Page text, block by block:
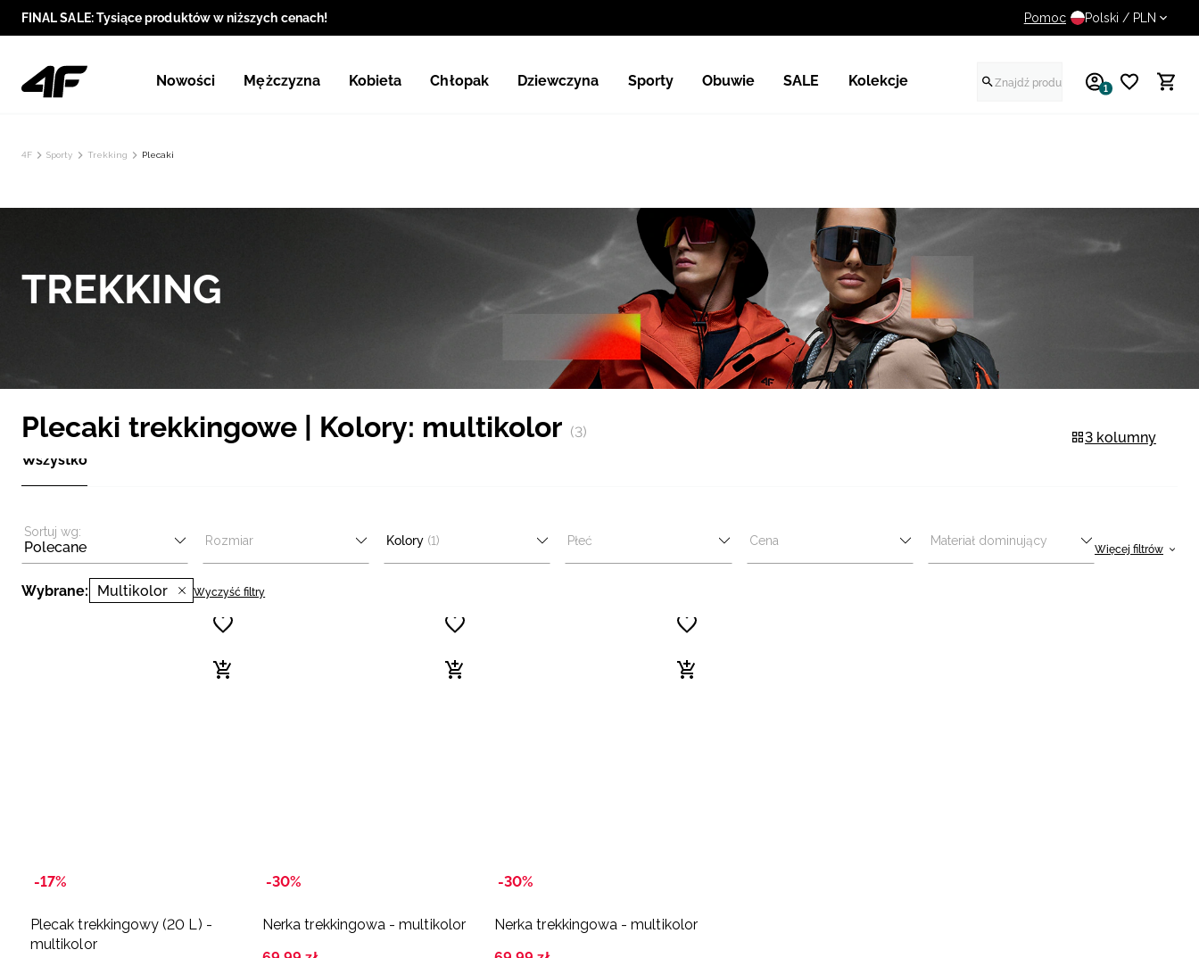
FINAL SALE: Tysiące produktów w niższych cenach! UWAGA NA FAŁSZYWE
Pomoc Polski / PLN
Nowości Mężczyzna Kobieta Chłopak Dziewczyna Sporty Obuwie SALE Kolekcje 1
4F Sporty Trekking Plecaki
TREKKING
3 kolumny
Plecaki trekkingowe | Kolory: multikolor (3)
Wszystko
Sortuj wg:
Polecane Rozmiar Kolory (1) Płeć Cena Materiał dominujący
Więcej filtrów
Wybrane: Multikolor Wyczyść filtry
-17%
Plecak trekkingowy (20 L) -
multikolor
-30%
Nerka trekkingowa - multikolor
-30%
Nerka trekkingowa - multikolor